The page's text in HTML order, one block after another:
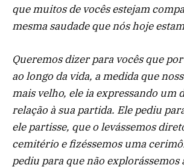
que muitos de vocês estejam
mesma saudade que nós hoje
Queremos dizer para vocês que
ao longo da vida, a medida que
mais velho, ele ia expressando um
relação à sua partida. Ele pediu
ele partisse, que o levássemos
cemitério e fizéssemos uma
pediu para que não explorássemos